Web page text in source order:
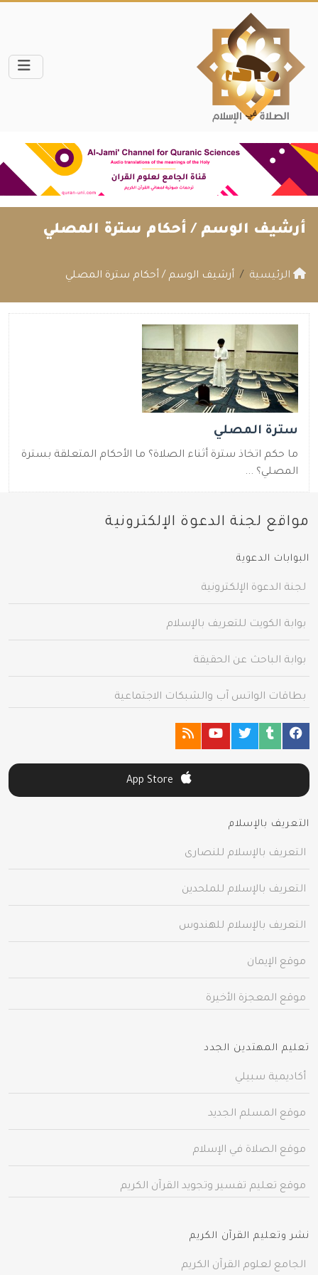
أرشيف الوسم / أحكام سترة المصلي
الرئيسية أرشيف الوسم / أحكام سترة المصلي
سترة المصلي
ما حكم اتخاذ سترة أثناء الصلاة؟ ما الأحكام المتعلقة بسترة
المصلي؟ ...
مواقع لجنة الدعوة الإلكترونية
البوابات الدعوية
لجنة الدعوة الإلكترونية
بوابة الكويت للتعريف بالإسلام
بوابة الباحث عن الحقيقة
بطاقات الواتس آب والشبكات الاجتماعية
التعريف بالإسلام
التعريف بالإسلام للنصارى
التعريف بالإسلام للملحدين
التعريف بالإسلام للهندوس
موقع الإيمان
موقع المعجزة الأخيرة
تعليم المهتدين الجدد
أكاديمية سبيلي
موقع المسلم الجديد
موقع الصلاة في الإسلام
موقع تعليم تفسير وتجويد القرآن الكريم
نشر وتعليم القرآن الكريم
الجامع لعلوم القرآن الكريم